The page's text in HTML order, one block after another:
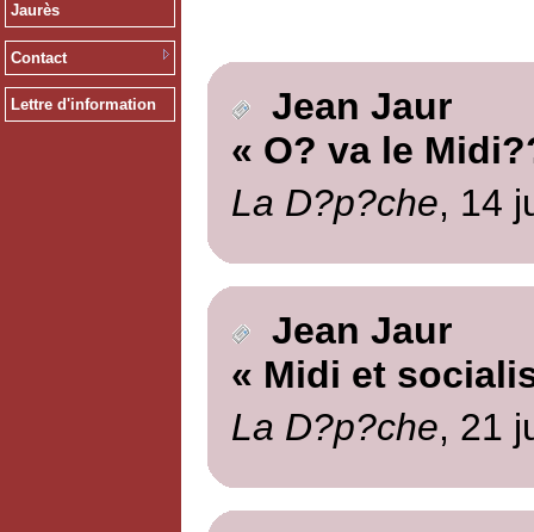
Jaurès
Contact
Lettre d'information
Jean Jaur
« O? va le
La D?p?che, 14
Jean Jaur
« Midi et
La D?p?che, 21